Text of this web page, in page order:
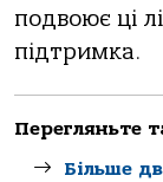
подвоює ці
підтримка.
Перегляньте
Більше